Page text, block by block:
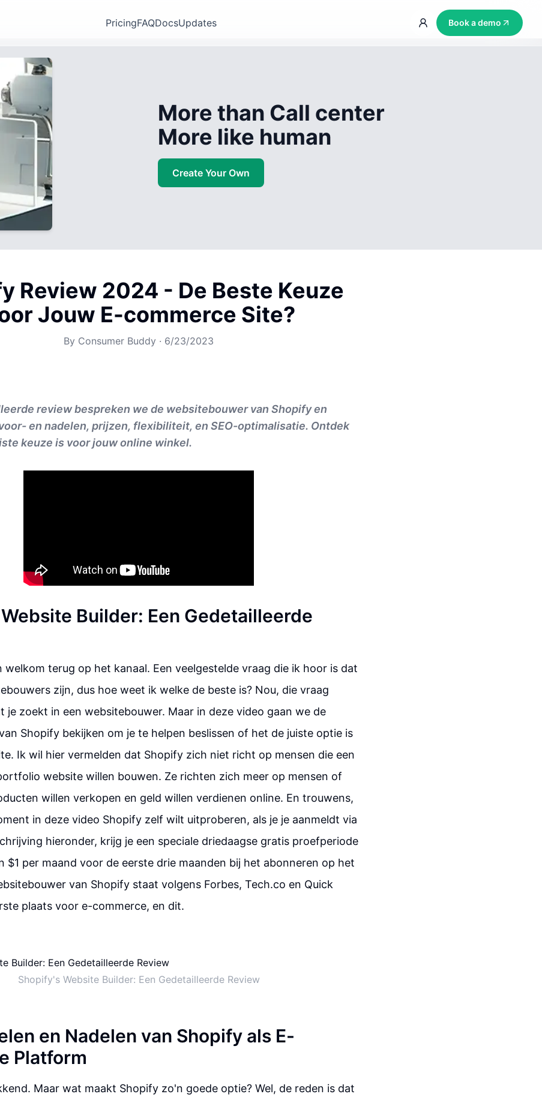
PricingFAQDocsUpdates Book a demo
More than Call center
More like human
Create Your Own
Review 2024 - De Beste Keuze
Jouw E-commerce Site?
By Consumer Buddy · 6/23/2023
review bespreken we de websitebouwer van Shopify en
en nadelen, prijzen, flexibiliteit, en SEO-optimalisatie. Ontdek
keuze is voor jouw online winkel.
Builder: Een Gedetailleerde
welkom terug op het kanaal. Een veelgestelde vraag die ik hoor is dat
zijn, dus hoe weet ik welke de beste is? Nou, die vraag
je zoekt in een websitebouwer. Maar in deze video gaan we de
Shopify bekijken om je te helpen beslissen of het de juiste optie is
Ik wil hier vermelden dat Shopify zich niet richt op mensen die een
website willen bouwen. Ze richten zich meer op mensen of
willen verkopen en geld willen verdienen online. En trouwens,
in deze video Shopify zelf wilt uitproberen, als je je aanmeldt via
hieronder, krijg je een speciale driedaagse gratis proefperiode
$1 per maand voor de eerste drie maanden bij het abonneren op het
van Shopify staat volgens Forbes, Tech.co en Quick
plaats voor e-commerce, en dit.
Shopify's Website Builder: Een Gedetailleerde Review
en Nadelen van Shopify als E-
Platform
Maar wat maakt Shopify zo'n goede optie? Wel, de reden is dat